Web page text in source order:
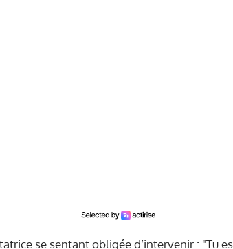
se sentant obligée d’intervenir : "Tu